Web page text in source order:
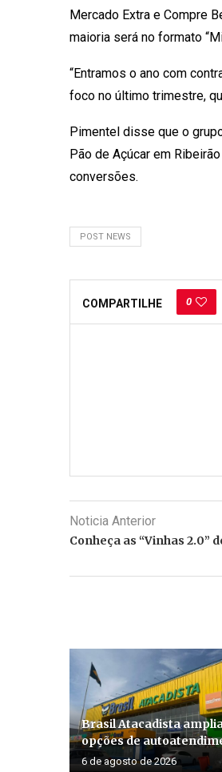
Mercado Extra e Compre
maioria será no formato
“Entramos o ano com
foco no último trimestre,
Pimentel disse que o
Pão de Açúcar em
conversões.
POST NEWS
COMPARTILHE 0
Noticia Anterior
Conheça as “Vinhas 2.0”
Brasil Atacadista
opções de
6 de agosto de 2026